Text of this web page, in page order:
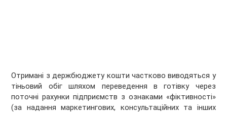
Отримані з держбюджету кошти частково виводяться у
тіньовий обіг шляхом переведення в готівку через
поточні рахунки підприємств з ознаками «фіктивності»
(за надання маркетингових, консультаційних та інших